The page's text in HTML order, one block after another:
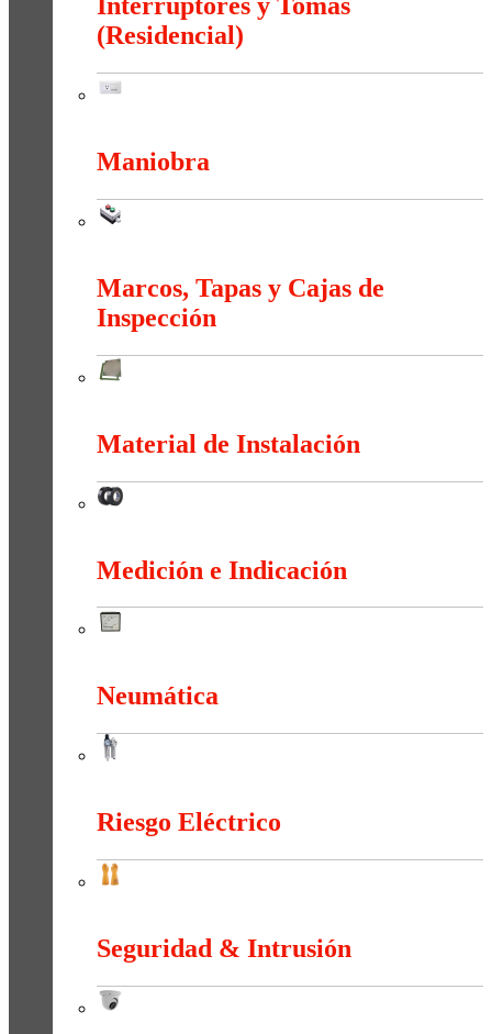
Interruptores y Tomas
(Residencial)
Maniobra
Marcos, Tapas y Cajas de
Inspección
Material de Instalación
Medición e Indicación
Neumática
Riesgo Eléctrico
Seguridad & Intrusión